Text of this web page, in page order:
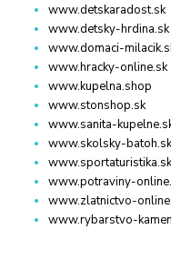
www.detskaradost.sk
www.detsky-hrdina.sk
www.domaci-
www.hracky-online.sk
www.kupelna.shop
www.stonshop.sk
www.sanita-
www.skolsky-
www.potraviny-
www.zlatnictvo-
www.rybarstvo-